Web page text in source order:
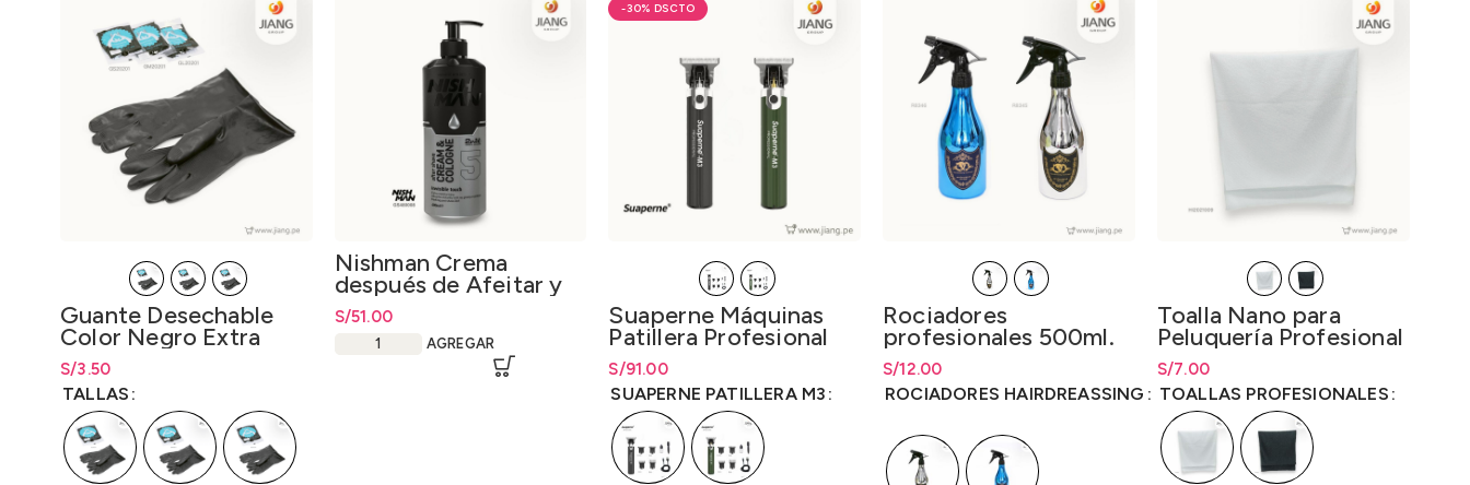
Guante Desechable
Color Negro Extra
Grueso
S/3.50
Rango de precios: desde
hasta S/3.50
TALLAS
Nishman Crema
después de Afeitar y
Colonia 2 en 1-5 After
Shave Cream &
Cologne 2 in 1-5
S/51.00
AGREGAR
-30%
Suaperne Máquinas
Patillera Profesional
M3
S/91.00
Rango de precios: desde
hastaS/91.00
SUAPERNE PATILLERA M3
Rociadores
profesionales 500ml.
S/12.00
Rango de precios: desde
hastaS/12.00
ROCIADORES HAIRDREASSING
Toalla Nano para
Peluquería Profesional
S/7.00
Rango de precios: desde
hasta S/7.00
TOALLAS PROFESIONALES